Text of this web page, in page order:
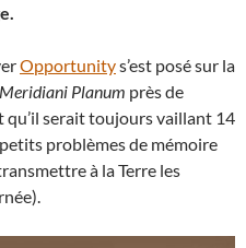
Opportunitys’est posé sur la
Meridiani Planum près de
qu’il serait toujours vaillant 14
problèmes de mémoire
à la Terre les